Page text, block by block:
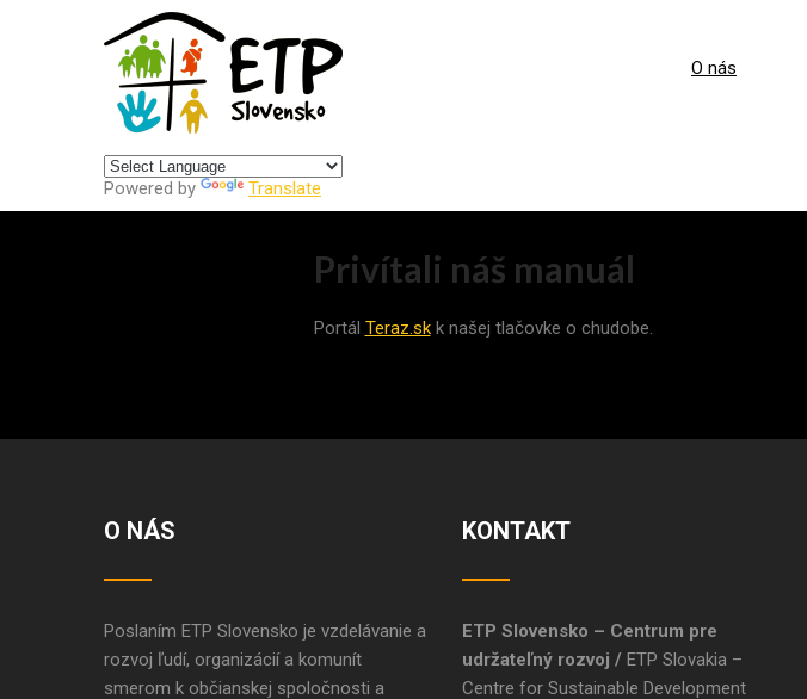
Powered by Translate
O nás
Privítali náš manuál
Portál Teraz.skk našej tlačovke o chudobe.
O NÁS
Poslaním ETP Slovensko je vzdelávanie a
rozvoj ľudí, organizácií a komunít
smerom k občianskej spoločnosti a
KONTAKT
ETP Slovensko – Centrum pre
udržateľný rozvoj / ETP Slovakia –
Centre for Sustainable Development